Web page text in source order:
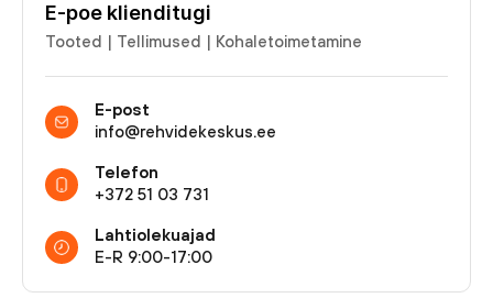
E-poe klienditugi
Tooted | Tellimused | Kohaletoimetamine
E-post
info@rehvidekeskus.ee
Telefon
+372 51 03 731
Lahtiolekuajad
‍E-R 9:00-17:00